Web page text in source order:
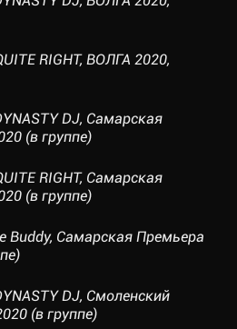
RIGHT, ВОЛГА 2020,
DJ, Самарcкая
(в группе)
RIGHT, Самарcкая
(в группе)
Buddy, Самарcкая Премьера
DJ, Смоленский
(в группе)